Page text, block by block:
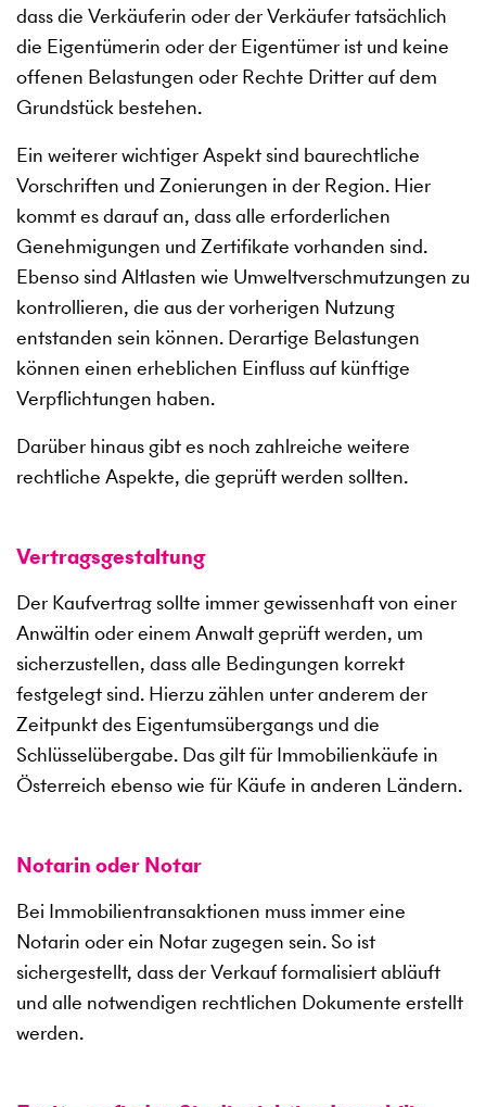
dass die Verkäuferin oder der Verkäufer tatsächlich
die Eigentümerin oder der Eigentümer ist und keine
offenen Belastungen oder Rechte Dritter auf dem
Grundstück bestehen.
Ein weiterer wichtiger Aspekt sind baurechtliche
Vorschriften und Zonierungen in der Region. Hier
kommt es darauf an, dass alle erforderlichen
Genehmigungen und Zertifikate vorhanden sind.
Ebenso sind Altlasten wie Umweltverschmutzungen zu
kontrollieren, die aus der vorherigen Nutzung
entstanden sein können. Derartige Belastungen
können einen erheblichen Einfluss auf künftige
Verpflichtungen haben.
Darüber hinaus gibt es noch zahlreiche weitere
rechtliche Aspekte, die geprüft werden sollten.
Vertragsgestaltung
Der Kaufvertrag sollte immer gewissenhaft von einer
Anwältin oder einem Anwalt geprüft werden, um
sicherzustellen, dass alle Bedingungen korrekt
festgelegt sind. Hierzu zählen unter anderem der
Zeitpunkt des Eigentumsübergangs und die
Schlüsselübergabe. Das gilt für Immobilienkäufe in
Österreich ebenso wie für Käufe in anderen Ländern.
Notarin oder Notar
Bei Immobilientransaktionen muss immer eine
Notarin oder ein Notar zugegen sein. So ist
sichergestellt, dass der Verkauf formalisiert abläuft
und alle notwendigen rechtlichen Dokumente erstellt
werden.